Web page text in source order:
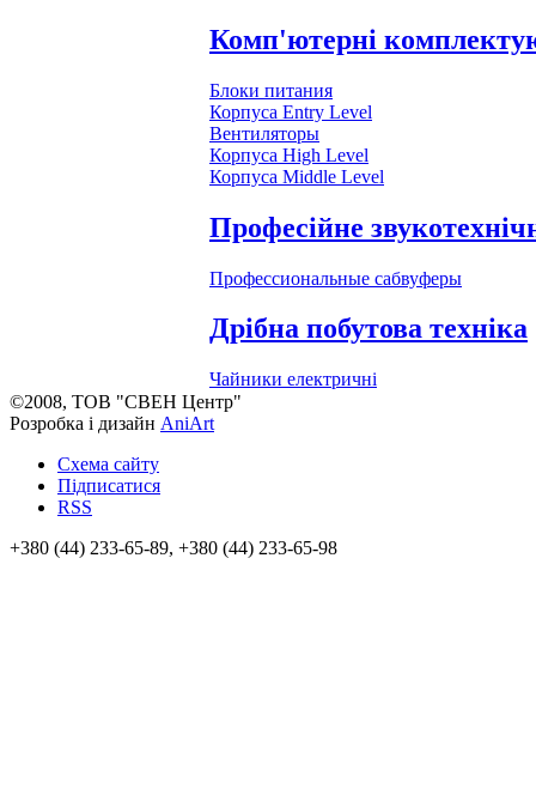
Комп'ютерні
Блоки питания
Корпуса Entry Level
Вентиляторы
Корпуса High Level
Корпуса Middle Level
Професійне
Профессиональные сабвуферы
Дрібна побутова техніка
Чайники електричні
©2008, ТОВ "СВЕН Центр"
Розробка і дизайн AniArt
Схема сайту
Підписатися
RSS
+380 (44) 233-65-89, +380 (44) 233-65-98